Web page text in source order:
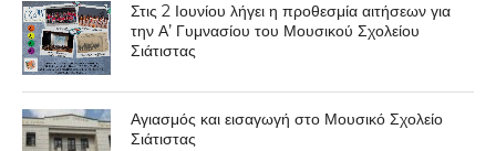
Στις 2 Ιουνίου λήγει η προθεσμία αιτήσεων για
την Α’ Γυμνασίου του Μουσικού Σχολείου
Σιάτιστας
Αγιασμός και εισαγωγή στο Μουσικό Σχολείο
Σιάτιστας